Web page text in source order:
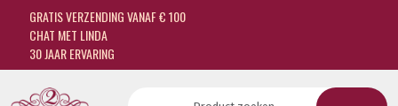
GRATIS VERZENDING VANAF € 100
CHAT MET LINDA
30 JAAR ERVARING